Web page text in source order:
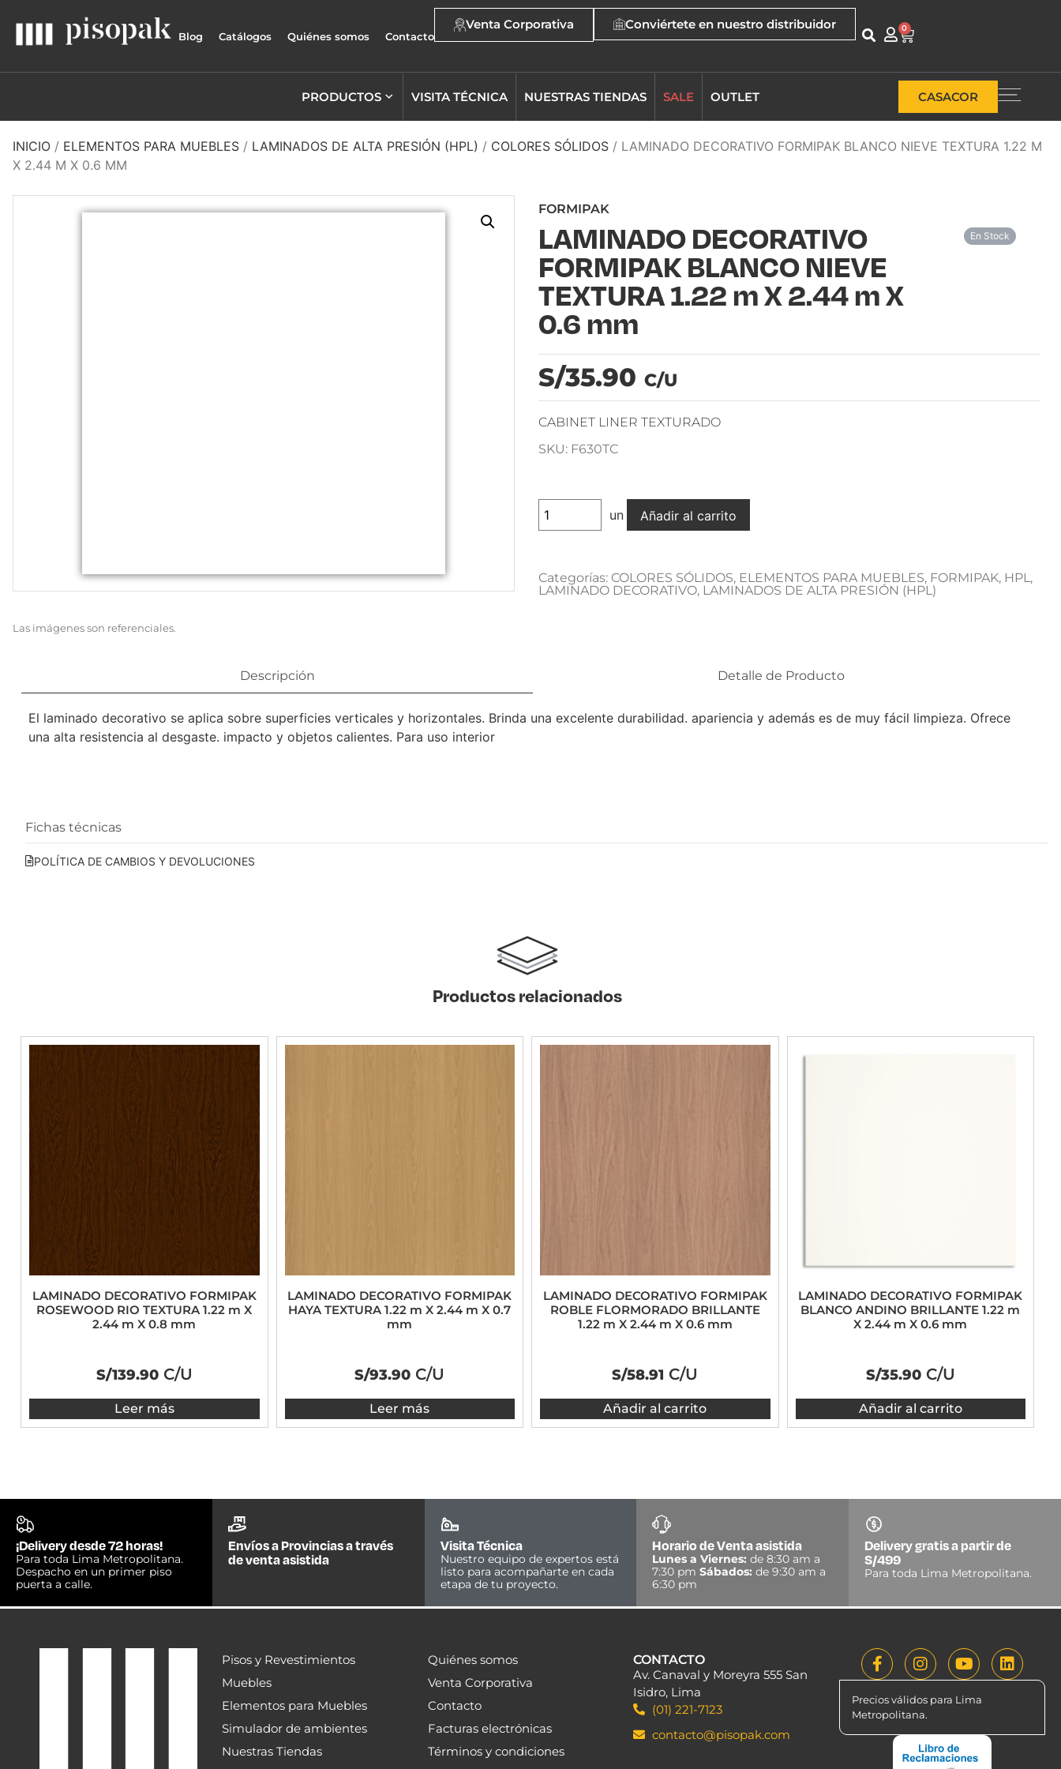
Blog Catálogos Quiénes somos Contacto
Venta Corporativa Conviértete en nuestro distribuidor 0
PRODUCTOS VISITA TÉCNICA NUESTRAS TIENDAS SALE OUTLET CASACOR
INICIO / ELEMENTOS PARA MUEBLES / LAMINADOS DE ALTA PRESIÓN (HPL) / COLORES SÓLIDOS / LAMINADO DECORATIVO FORMIPAK BLANCO NIEVE TEXTURA 1.22 M
X 2.44 M X 0.6 MM
Las imágenes son referenciales.
FORMIPAK
LAMINADO DECORATIVO
FORMIPAK BLANCO NIEVE
TEXTURA 1.22 m X 2.44 m X
0.6 mm
En Stock
S/35.90 C/U
CABINET LINER TEXTURADO
SKU: F630TC
un Añadir al carrito
Categorías: COLORES SÓLIDOS, ELEMENTOS PARA MUEBLES, FORMIPAK, HPL,
LAMINADO DECORATIVO, LAMINADOS DE ALTA PRESIÓN (HPL)
Descripción Detalle de Producto
El laminado decorativo se aplica sobre superficies verticales y horizontales. Brinda una excelente durabilidad. apariencia y además es de muy fácil limpieza. Ofrece
una alta resistencia al desgaste. impacto y objetos calientes. Para uso interior
Fichas técnicas
POLÍTICA DE CAMBIOS Y DEVOLUCIONES
Productos relacionados
LAMINADO DECORATIVO FORMIPAK
ROSEWOOD RIO TEXTURA 1.22 m X
2.44 m X 0.8 mm
S/139.90C/U
Leer más
LAMINADO DECORATIVO FORMIPAK
HAYA TEXTURA 1.22 m X 2.44 m X 0.7
mm
S/93.90 C/U
Leer más
LAMINADO DECORATIVO FORMIPAK
ROBLE FLORMORADO BRILLANTE
1.22 m X 2.44 m X 0.6 mm
S/58.91 C/U
Añadir al carrito
LAMINADO DECORATIVO FORMIPAK
BLANCO ANDINO BRILLANTE 1.22 m
X 2.44 m X 0.6 mm
S/35.90C/U
Añadir al carrito
¡Delivery desde 72 horas!
Para toda Lima Metropolitana.
Despacho en un primer piso
puerta a calle.
Envíos a Provincias a través
de venta asistida
Visita Técnica
Nuestro equipo de expertos está
listo para acompañarte en cada
etapa de tu proyecto.
Horario de Venta asistida
Lunes a Viernes: de 8:30 am a
7:30 pmSábados: de 9:30 am a
6:30 pm
Delivery gratis a partir de
S/499
Para toda Lima Metropolitana.
Pisos y Revestimientos
Muebles
Elementos para Muebles
Simulador de ambientes
Nuestras Tiendas
Quiénes somos
Venta Corporativa
Contacto
Facturas electrónicas
Términos y condiciones
CONTACTO
Av. Canaval y Moreyra 555 San
Isidro, Lima
(01) 221-7123
contacto@pisopak.com
Precios válidos para Lima
Metropolitana.